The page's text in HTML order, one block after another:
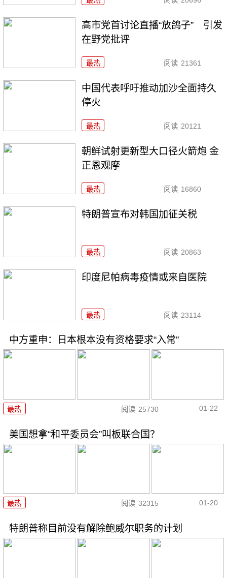
高市党首讨论直播“放鸽子” 引发
在野党批评
最热 阅读 21361
中国代表呼吁推动加沙全面持久
停火
最热 阅读 20121
朝鲜试射更新型大口径火箭炮 金
正恩观摩
最热 阅读 16860
特朗普宣布对韩国加征关税
最热 阅读 20863
印度尼帕病毒疫情或来自医院
最热 阅读 23114
中方重申：日本根本没有资格要求“入常”
最热 阅读 25730 01-22
美国想拿“和平委员会”叫板联合国？
最热 阅读 32315 01-20
特朗普称目前没有解除鲍威尔职务的计划